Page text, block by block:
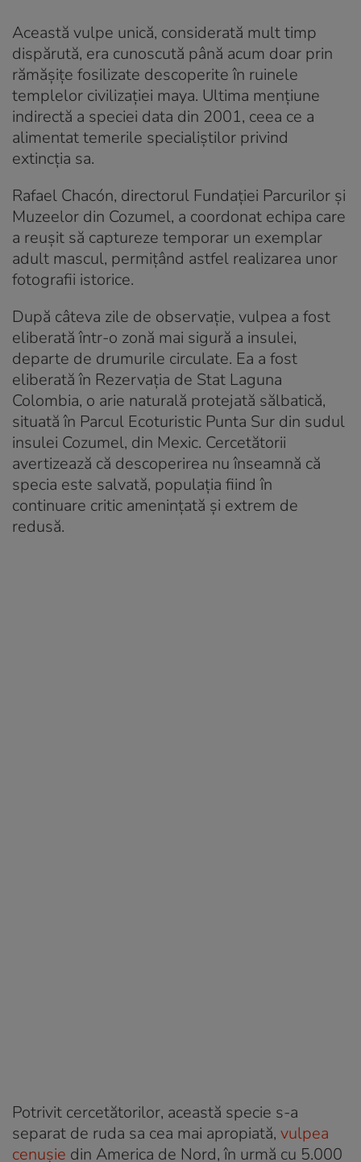
Această vulpe unică, considerată mult timp
dispărută, era cunoscută până acum doar prin
rămășițe fosilizate descoperite în ruinele
templelor civilizației maya. Ultima mențiune
indirectă a speciei data din 2001, ceea ce a
alimentat temerile specialiștilor privind
extincția sa.
Rafael Chacón, directorul Fundației Parcurilor și
Muzeelor din Cozumel, a coordonat echipa care
a reușit să captureze temporar un exemplar
adult mascul, permițând astfel realizarea unor
fotografii istorice.
După câteva zile de observație, vulpea a fost
eliberată într-o zonă mai sigură a insulei,
departe de drumurile circulate. Ea a fost
eliberată în Rezervația de Stat Laguna
Colombia, o arie naturală protejată sălbatică,
situată în Parcul Ecoturistic Punta Sur din sudul
insulei Cozumel, din Mexic. Cercetătorii
avertizează că descoperirea nu înseamnă că
specia este salvată, populația fiind în
continuare critic amenințată și extrem de
redusă.
Potrivit cercetătorilor, această specie s-a
separat de ruda sa cea mai apropiată, vulpea
cenușie din America de Nord, în urmă cu 5.000